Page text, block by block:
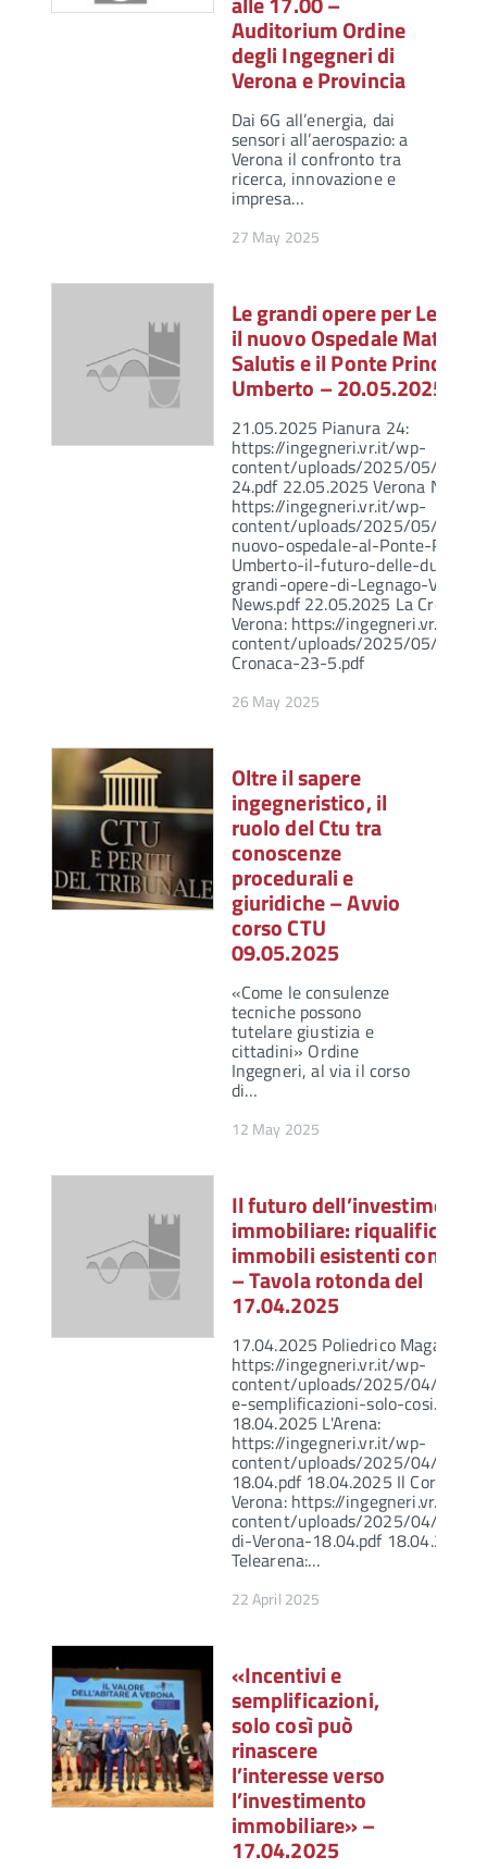
Auditorium Ordine
degli Ingegneri di
Verona e Provincia
Dai 6G all’energia, dai
sensori all’aerospazio: a
Verona il confronto tra
ricerca, innovazione e
impresa…
27 May 2025
Le grandi opere per
il nuovo Ospedale Mater
Salutis e il Ponte Principe
Umberto – 20.05.2025
21.05.2025 Pianura 24:
https://ingegneri.vr.it/wp-
content/uploads/2025/05/
24.pdf 22.05.2025 Verona News:
https://ingegneri.vr.it/wp-
content/uploads/2025/05/Dal-
nuovo-ospedale-al-Ponte-
Umberto-il-futuro-delle-due-
grandi-opere-di-Legnago-
News.pdf 22.05.2025 La Cronaca
Verona: https://ingegneri.vr.it/wp-
content/uploads/2025/05/La-
Cronaca-23-5.pdf
26 May 2025
Oltre il sapere
ingegneristico, il
ruolo del Ctu tra
conoscenze
procedurali e
giuridiche – Avvio
corso CTU
09.05.2025
«Come le consulenze
tecniche possono
tutelare giustizia e
cittadini» Ordine
Ingegneri, al via il corso
di…
12 May 2025
Il futuro dell’investimento
immobiliare: riqualificare
immobili esistenti
– Tavola rotonda del
17.04.2025
17.04.2025 Poliedrico Magazine:
https://ingegneri.vr.it/wp-
content/uploads/2025/04/
e-semplificazioni-solo-cosi.pdf
18.04.2025 L'Arena:
https://ingegneri.vr.it/wp-
content/uploads/2025/04/
18.04.pdf 18.04.2025 Il Corriere
Verona: https://ingegneri.vr.it/wp-
content/uploads/2025/04/
di-Verona-18.04.pdf 18.04.2025
Telearena:…
22 April 2025
«Incentivi e
semplificazioni,
solo così può
rinascere
l’interesse verso
l’investimento
immobiliare» –
17.04.2025